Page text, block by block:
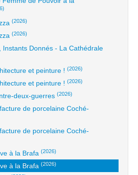
(2026)
(2026)
Instants Donnés - La Cathédrale
et peinture ! (2026)
et peinture ! (2026)
deux-guerres (2026)
de porcelaine Coché-
de porcelaine Coché-
à la Brafa (2026)
à la Brafa (2026)